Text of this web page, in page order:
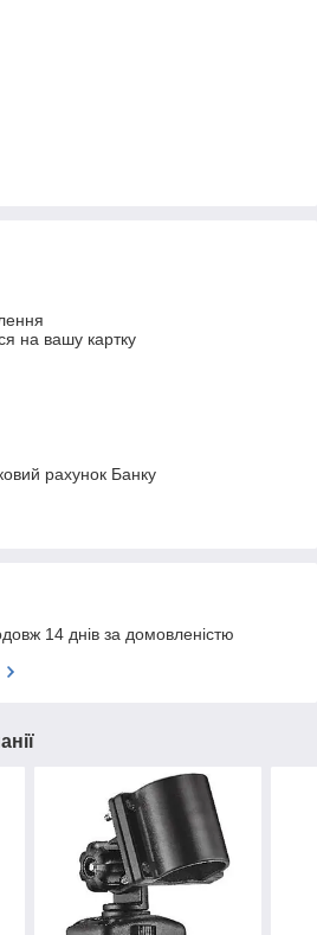
на вашу картку
рахунок Банку
14 днів за домовленістю